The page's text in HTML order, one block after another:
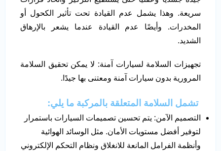
سريعة. وهذا يشمل عدم القيادة تحت تأثير الكحول أو
المخدرات. وأيضًا عدم القيادة عندما يشعر بالإرهاق
الشديد.
تجهيزات السلامة لسيارات آمنة: لا يمكن تحقيق السلامة
المرورية بدون سيارات آمنة ومعتنى بها جيدًا.
تشمل السلامة المتعلقة بالمركبة ما يلي:
التصميم الآمن: يتم تحسين تصميمات السيارات باستمرار
لتوفير أفضل مستويات الأمان. مثل الوسائد الهوائية
وأنظمة الفرامل المانعة للانغلاق ونظام التحكم الإلكتروني